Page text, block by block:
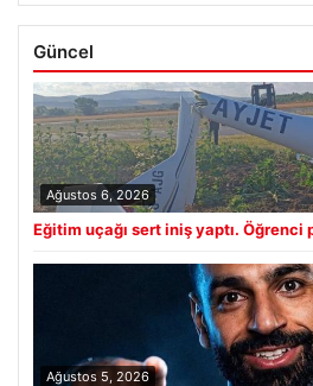
Güncel
Ağustos 6, 2026
Eğitim uçağı sert iniş yaptı. Öğrenci
Ağustos 5, 2026